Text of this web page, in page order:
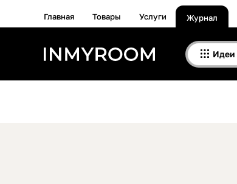
Главная Товары Услуги Журнал
Идеи